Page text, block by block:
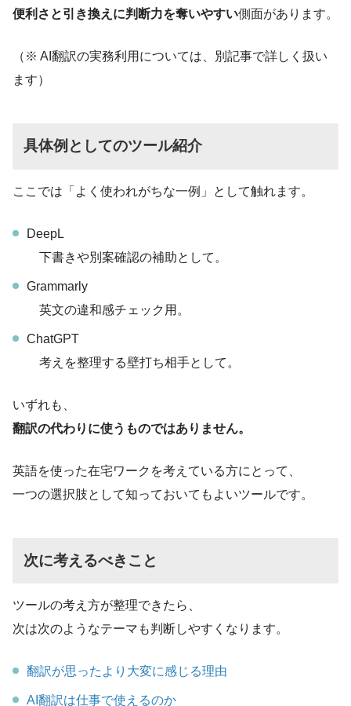
便利さと引き換えに判断力を奪いやすい側面があります。
（※ AI翻訳の実務利用については、別記事で詳しく扱い
ます）
具体例としてのツール紹介
ここでは「よく使われがちな一例」として触れます。
DeepL
下書きや別案確認の補助として。
Grammarly
英文の違和感チェック用。
ChatGPT
考えを整理する壁打ち相手として。
いずれも、
翻訳の代わりに使うものではありません。
英語を使った在宅ワークを考えている方にとって、
一つの選択肢として知っておいてもよいツールです。
次に考えるべきこと
ツールの考え方が整理できたら、
次は次のようなテーマも判断しやすくなります。
翻訳が思ったより大変に感じる理由
AI翻訳は仕事で使えるのか